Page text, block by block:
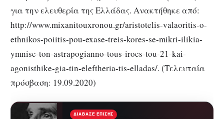
για την ελευθερία της Ελλάδας. Ανακτήθηκε από:
http://www.mixanitouxronou.gr/aristotelis-valaoritis-o-
ethnikos-poiitis-pou-exase-treis-kores-se-mikri-ilikia-
ymnise-ton-astrapogianno-tous-iroes-tou-21-kai-
agonisthike-gia-tin-eleftheria-tis-elladas/. (Τελευταία
πρόσβαση: 19.09.2020)
ΔΙΆΒΑΣΕ ΕΠΊΣΗΣ